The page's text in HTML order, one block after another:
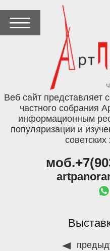
Веб сайт представляет
частного собрания
информационным
популяризации и